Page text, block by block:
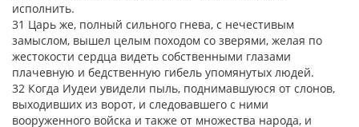
исполнить.
31 Царь же, полный сильного гнева, с нечестивым
замыслом, вышел целым походом со зверями, желая по
жестокости сердца видеть собственными глазами
плачевную и бедственную гибель упомянутых людей.
32 Когда Иудеи увидели пыль, поднимавшуюся от слонов,
выходивших из ворот, и следовавшего с ними
вооруженного войска и также от множества народа, и